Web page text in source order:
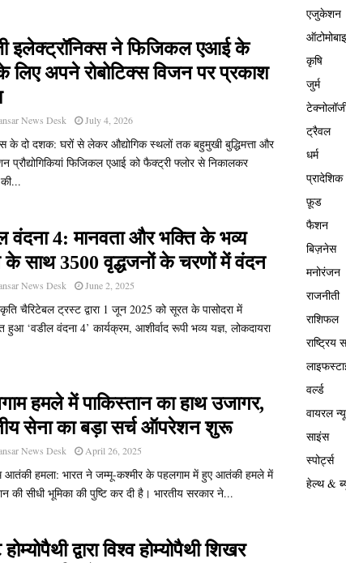
इलेक्ट्रॉनिक्स ने फिजिकल एआई के
लिए अपने रोबोटिक्स विजन पर प्रकाश
News Desk July 4, 2026
के दो दशक: घरों से लेकर औद्योगिक स्थलों तक बहुमुखी बुद्धिमत्ता और
प्रौद्योगिकियां फिजिकल एआई को फैक्ट्री फ्लोर से निकालकर
की...
वंदना 4: मानवता और भक्ति के भव्य
साथ 3500 वृद्धजनों के चरणों में वंदन
News Desk June 2, 2025
चैरिटेबल ट्रस्ट द्वारा 1 जून 2025 को सूरत के पासोदरा में
हुआ ‘वडील वंदना 4’ कार्यक्रम, आशीर्वाद रूपी भव्य यज्ञ, लोकदायरा
हमले में पाकिस्तान का हाथ उजागर,
सेना का बड़ा सर्च ऑपरेशन शुरू
News Desk April 26, 2025
आतंकी हमला: भारत ने जम्मू-कश्मीर के पहलगाम में हुए आतंकी हमले में
की सीधी भूमिका की पुष्टि कर दी है। भारतीय सरकार ने...
द्वारा विश्व होम्योपैथी शिखर
एजुकेशन
कृषि
जुर्म
ट्रैवल
धर्म
प्रादेशिक
फ़ूड
फैशन
बिज़नेस
मनोरंजन
राजनीती
राशिफल
राष्ट्रिय
वर्ल्ड
वायरल
साइंस
स्पोर्ट्स
हेल्थ &